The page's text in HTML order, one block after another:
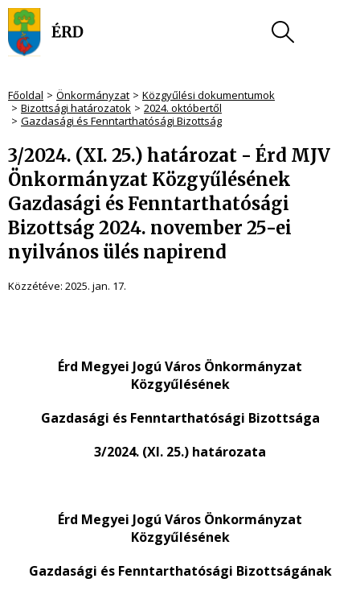
Főoldal Önkormányzat
Közgyűlési dokumentumok
Bizottsági határozatok
2024. októbertől
Gazdasági és Fenntarthatósági Bizottság
3/2024. (XI. 25.) határozat - Érd MJV
Önkormányzat Közgyűlésének
Gazdasági és Fenntarthatósági
Bizottság 2024. november 25-ei
nyilvános ülés napirend
Közzétéve: 2025. jan. 17.
Érd Megyei Jogú Város Önkormányzat
Közgyűlésének
Gazdasági és Fenntarthatósági Bizottsága
3/2024. (XI. 25.) határozata
Érd Megyei Jogú Város Önkormányzat
Közgyűlésének
Gazdasági és Fenntarthatósági Bizottságának